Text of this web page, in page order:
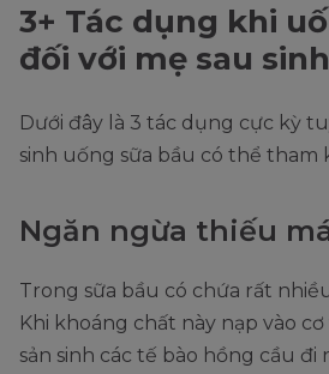
3+ Tác dụng khi
đối với mẹ sau sinh
Dưới đây là 3 tác dụng cực kỳ
sinh uống sữa bầu có thể tham
Ngăn ngừa thiếu
Trong sữa bầu có chứa rất
Khi khoáng chất này nạp vào
sản sinh các tế bào hồng cầu đi